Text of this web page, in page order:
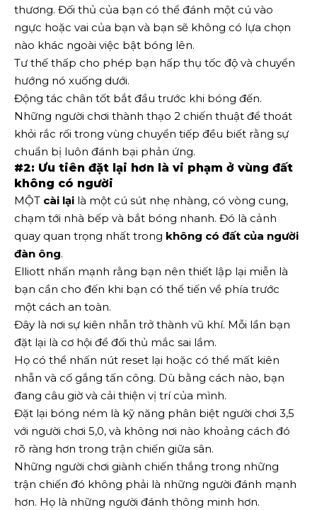
thương. Đối thủ của bạn có thể đánh một cú vào
ngực hoặc vai của bạn và bạn sẽ không có lựa chọn
nào khác ngoài việc bật bóng lên.
Tư thế thấp cho phép bạn hấp thụ tốc độ và chuyển
hướng nó xuống dưới.
Động tác chân tốt bắt đầu trước khi bóng đến.
Những người chơi thành thạo 2 chiến thuật để thoát
khỏi rắc rối trong vùng chuyển tiếp đều biết rằng sự
chuẩn bị luôn đánh bại phản ứng.
#2: Ưu tiên đặt lại hơn là vi phạm ở vùng đất
không có người
MỘT cài lại là một cú sút nhẹ nhàng, có vòng cung,
chạm tới nhà bếp và bắt bóng nhanh. Đó là cảnh
quay quan trọng nhất trong không có đất của người
đàn ông.
Elliott nhấn mạnh rằng bạn nên thiết lập lại miễn là
bạn cần cho đến khi bạn có thể tiến về phía trước
một cách an toàn.
Đây là nơi sự kiên nhẫn trở thành vũ khí. Mỗi lần bạn
đặt lại là cơ hội để đối thủ mắc sai lầm.
Họ có thể nhấn nút reset lại hoặc có thể mất kiên
nhẫn và cố gắng tấn công. Dù bằng cách nào, bạn
đang câu giờ và cải thiện vị trí của mình.
Đặt lại bóng ném là kỹ năng phân biệt người chơi 3,5
với người chơi 5,0, và không nơi nào khoảng cách đó
rõ ràng hơn trong trận chiến giữa sân.
Những người chơi giành chiến thắng trong những
trận chiến đó không phải là những người đánh mạnh
hơn. Họ là những người đánh thông minh hơn.